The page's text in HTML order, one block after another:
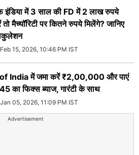
में 3 साल की FD में 2 लाख रुपये
मैच्यॉरिटी पर कितने रुपये मिलेंगे? जानिए
15, 2026, 10:46 PM IST
India में जमा करें ₹2,00,000 और पाएं
का फिक्स ब्याज, गारंटी के साथ
05, 2026, 11:09 PM IST
Advertisement